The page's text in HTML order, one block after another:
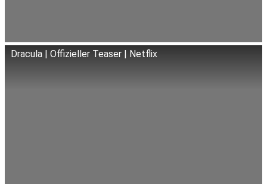
Dracula | Offizieller Teaser | Netflix